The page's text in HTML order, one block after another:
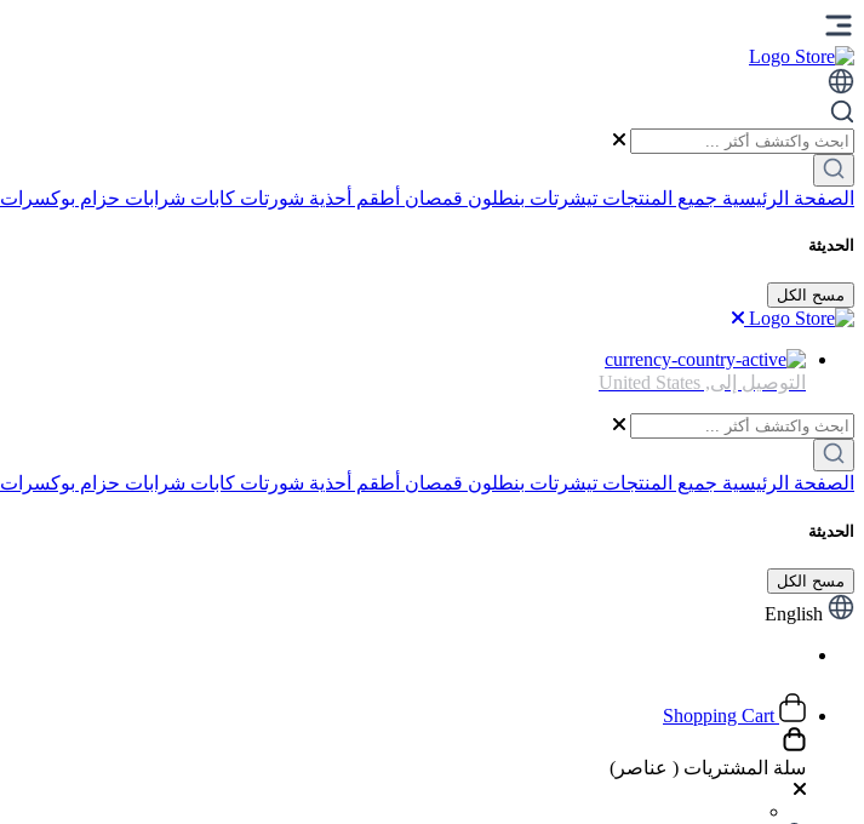
الصفحة الرئيسية جميع المنتجات تيشرتات بنطلون قمصان أطقم أحذية شورتات كابات شرابات حزام بوكسرات
الحديثة
مسح الكل
التوصيل إلى, United States
الصفحة الرئيسية جميع المنتجات تيشرتات بنطلون قمصان أطقم أحذية شورتات كابات شرابات حزام بوكسرات
الحديثة
مسح الكل
English
Shopping Cart
سلة المشتريات ( عناصر)